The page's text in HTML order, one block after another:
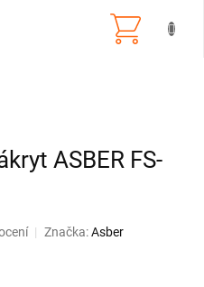
ASBER FS-
Značka:Asber